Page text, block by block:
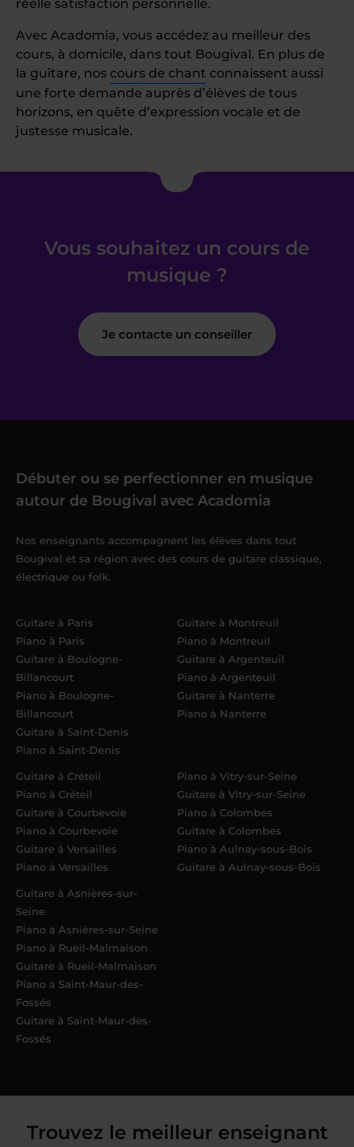
réelle satisfaction personnelle.
Avec Acadomia, vous accédez au meilleur des
cours, à domicile, dans tout Bougival. En plus de
la guitare, nos cours de chant connaissent aussi
une forte demande auprès d’élèves de tous
horizons, en quête d’expression vocale et de
justesse musicale.
Vous souhaitez un cours de
musique ?
Je contacte un conseiller
Débuter ou se perfectionner en musique
autour de Bougival avec Acadomia
Nos enseignants accompagnent les élèves dans tout
Bougival et sa région avec des cours de guitare classique,
électrique ou folk.
Guitare à Paris
Piano à Paris
Guitare à Boulogne-
Billancourt
Piano à Boulogne-
Billancourt
Guitare à Saint-Denis
Piano à Saint-Denis
Guitare à Montreuil
Piano à Montreuil
Guitare à Argenteuil
Piano à Argenteuil
Guitare à Nanterre
Piano à Nanterre
Guitare à Créteil
Piano à Créteil
Guitare à Courbevoie
Piano à Courbevoie
Guitare à Versailles
Piano à Versailles
Piano à Vitry-sur-Seine
Guitare à Vitry-sur-Seine
Piano à Colombes
Guitare à Colombes
Piano à Aulnay-sous-Bois
Guitare à Aulnay-sous-Bois
Guitare à Asnières-sur-
Seine
Piano à Asnières-sur-Seine
Piano à Rueil-Malmaison
Guitare à Rueil-Malmaison
Piano à Saint-Maur-des-
Fossés
Guitare à Saint-Maur-des-
Fossés
Trouvez le meilleur enseignant